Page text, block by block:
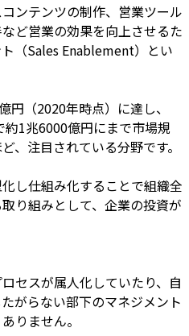
ンテンツの制作、営業ツール
ど営業の効果を向上させるた
（Sales Enablement）とい
円（2020年時点）に達し、
1兆6000億円にまで市場規
、注目されている分野です。
し仕組み化することで組織全
り組みとして、企業の投資が
セスが属人化していたり、自
がらない部下のマネジメント
りません。